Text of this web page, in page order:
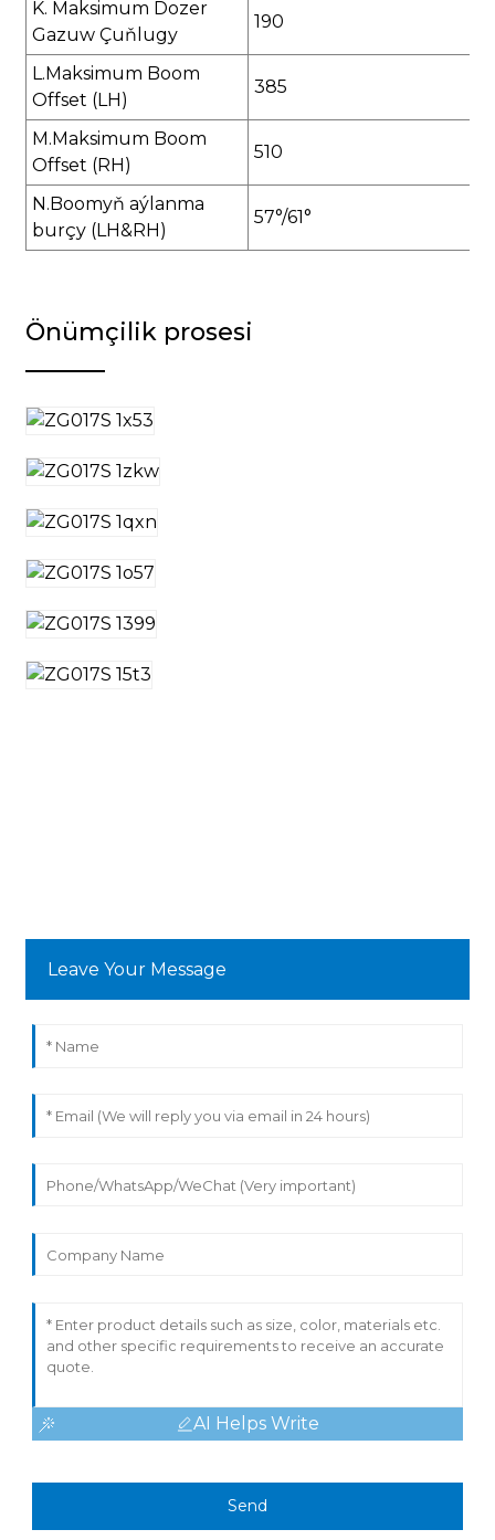
K. Maksimum Dozer
Gazuw Çuňlugy
190
L.Maksimum Boom
Offset (LH)
385
M.Maksimum Boom
Offset (RH)
510
N.Boomyň aýlanma
burçy (LH&RH)
57°/61°
Önümçilik prosesi
Leave Your Message
AI Helps Write
Send